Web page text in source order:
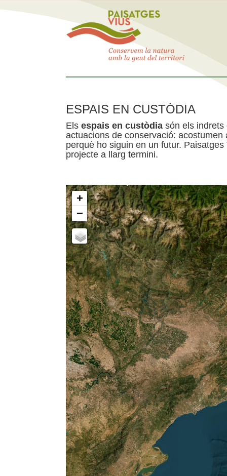
ESPAIS EN CUSTÒDIA
Els espais en custòdia són els indrets
actuacions de conservació:
perquè ho siguin en un futur.
projecte a llarg termini.
+
−